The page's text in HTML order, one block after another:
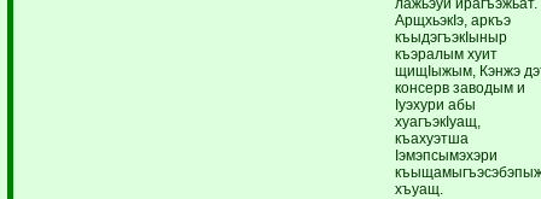
АрщхьэкIэ, аркъэ
къыдэгъэкIыныр
къэралым хуит
щищIыжым, Кэнжэ
консерв заводым и
Iуэхури абы
хуагъэкIуащ,
къахуэтша
Iэмэпсымэхэри
хъуащ.